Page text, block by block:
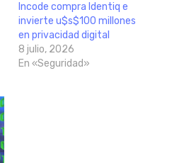
Incode compra Identiq e
invierte u$s$100 millones
en privacidad digital
8 julio, 2026
En «Seguridad»